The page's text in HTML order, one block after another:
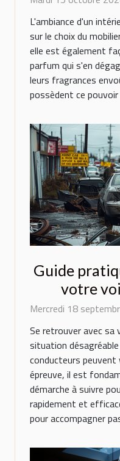
L'ambiance d'un
sur le choix du
elle est également
parfum qui s'en
leurs fragrances
possèdent ce
Guide
votre
Mercredi 18
Se retrouver avec sa
situation
conducteurs peuvent
épreuve, il est
démarche à suivre
rapidement et
pour accompagner